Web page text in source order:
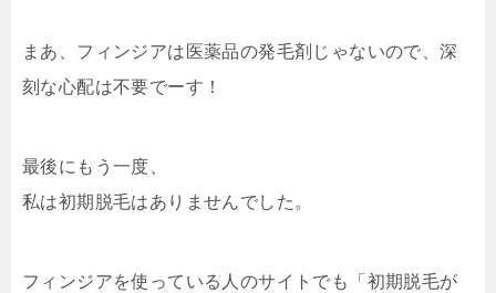
まあ、フィンジアは医薬品の発毛剤じゃないので、深
刻な心配は不要でーす！
最後にもう一度、
私は初期脱毛はありませんでした。
フィンジアを使っている人のサイトでも「初期脱毛が